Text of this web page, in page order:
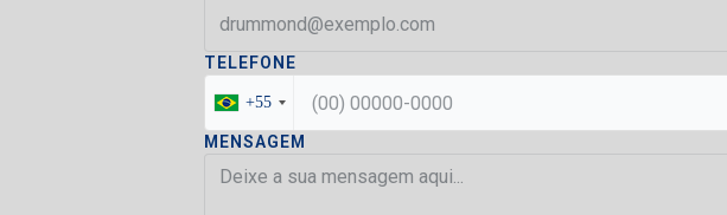
TELEFONE
+55
MENSAGEM